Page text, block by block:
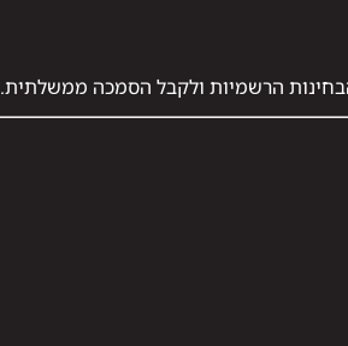
הרשמיות ולקבל הסמכה ממשלתית.